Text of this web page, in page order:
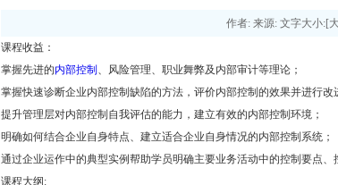
作者: 来源: 文字大小:[
课程收益：
掌握先进的内部控制 、风险管理、职业舞弊及内部审计等理论；
掌握快速诊断企业内部控制缺陷的方法，评价内部控制的效果并进行改
提升管理层对内部控制自我评估的能力，建立有效的内部控制环境；
明确如何结合企业自身特点、建立适合企业自身情况的内部控制系统；
通过企业运作中的典型实例帮助学员明确主要业务活动中的控制要点、
课程大纲: